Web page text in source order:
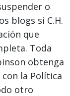
o
blogs si C.H.
que
Toda
obtenga
la Política
otro